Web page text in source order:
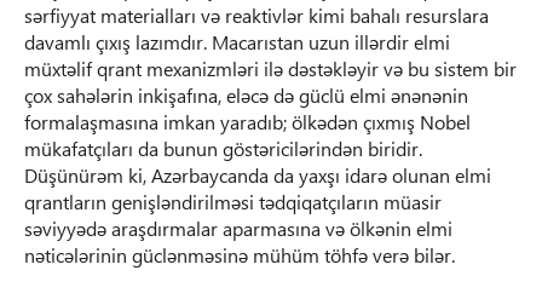
sərfiyyat materialları və reaktivlər kimi bahalı resurslara
davamlı çıxış lazımdır. Macarıstan uzun illərdir elmi
müxtəlif qrant mexanizmləri ilə dəstəkləyir və bu sistem bir
çox sahələrin inkişafına, eləcə də güclü elmi ənənənin
formalaşmasına imkan yaradıb; ölkədən çıxmış Nobel
mükafatçıları da bunun göstəricilərindən biridir.
Düşünürəm ki, Azərbaycanda da yaxşı idarə olunan elmi
qrantların genişləndirilməsi tədqiqatçıların müasir
səviyyədə araşdırmalar aparmasına və ölkənin elmi
nəticələrinin güclənməsinə mühüm töhfə verə bilər.